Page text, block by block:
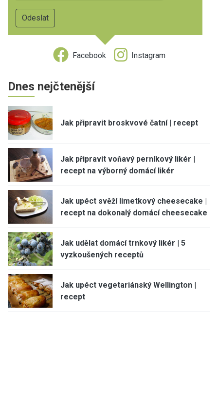
Facebook Instagram
Dnes nejčtenější
Jak připravit broskvové čatní | recept
Jak připravit voňavý perníkový likér |
recept na výborný domácí likér
Jak upéct svěží limetkový cheesecake |
recept na dokonalý domácí cheesecake
Jak udělat domácí trnkový likér | 5
vyzkoušených receptů
Jak upéct vegetariánský Wellington |
recept